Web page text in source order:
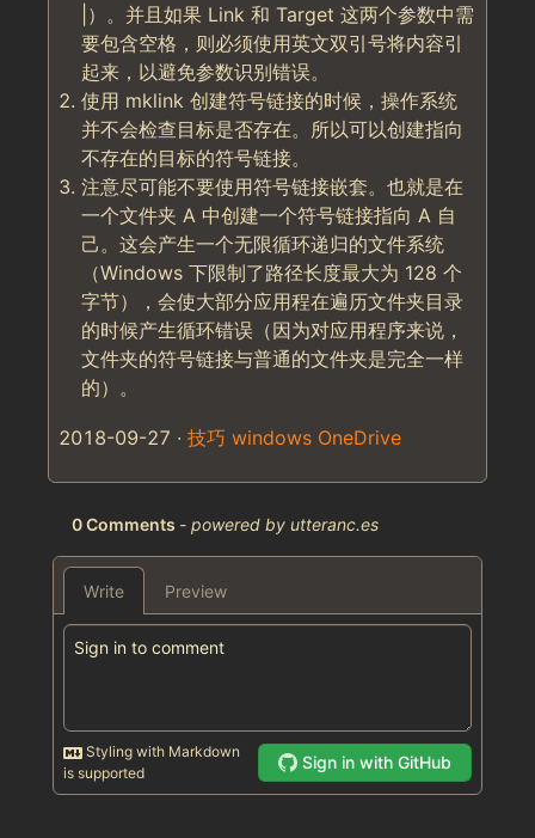
|）。并且如果 Link 和 Target 这两个参数中需
要包含空格，则必须使用英文双引号将内容引
起来，以避免参数识别错误。
使用 mklink 创建符号链接的时候，操作系统
并不会检查目标是否存在。所以可以创建指向
不存在的目标的符号链接。
注意尽可能不要使用符号链接嵌套。也就是在
一个文件夹 A 中创建一个符号链接指向 A 自
己。这会产生一个无限循环递归的文件系统
（Windows 下限制了路径长度最大为 128 个
字节），会使大部分应用程在遍历文件夹目录
的时候产生循环错误（因为对应用程序来说，
文件夹的符号链接与普通的文件夹是完全一样
的）。
2018-09-27 ∙ 技巧 windows OneDrive